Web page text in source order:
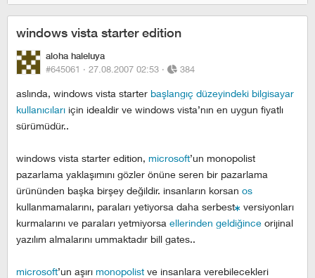
windows vista starter edition
aloha haleluya
#645061 · 27.08.2007 02:53 · 384
aslında, windows vista starter başlangıç düzeyindeki bilgisayar
kullanıcıları için idealdir ve windows vista’nın en uygun fiyatlı
sürümüdür..
windows vista starter edition, microsoft’un monopolist
pazarlama yaklaşımını gözler önüne seren bir pazarlama
ürününden başka birşey değildir. insanların korsan os
kullanmamalarını, paraları yetiyorsa daha serbest
versiyonları
kurmalarını ve paraları yetmiyorsa ellerinden geldiğince orijinal
yazılım almalarını ummaktadır bill gates..
microsoft’un aşırı monopolist ve insanlara verebilecekleri